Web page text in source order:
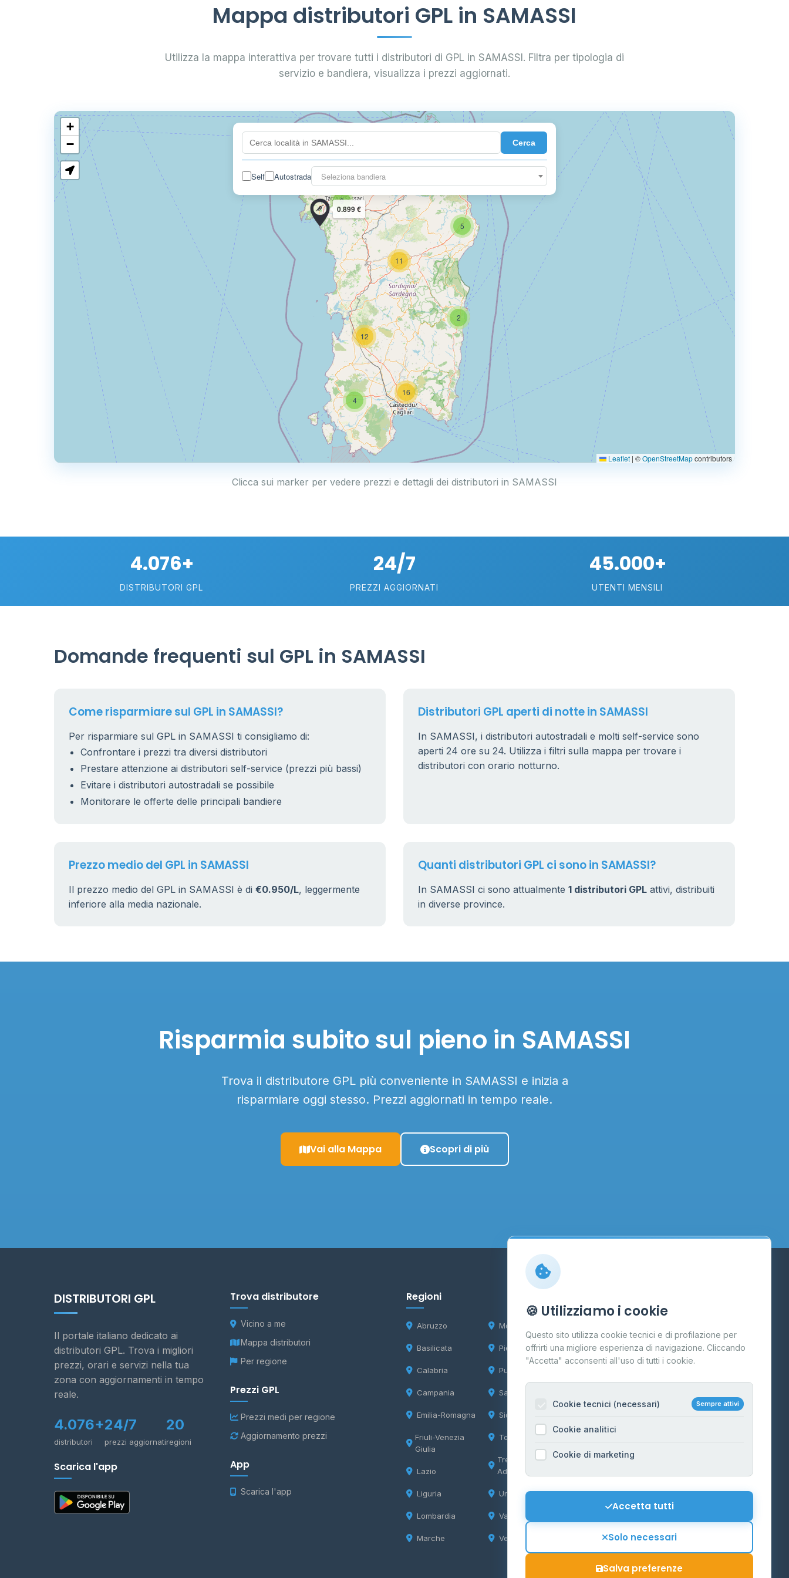
Mappa distributori GPL in SAMASSI
Utilizza la mappa interattiva per trovare tutti i distributori di GPL in SAMASSI. Filtra per tipologia di
servizio e bandiera, visualizza i prezzi aggiornati.
Cerca
Self Autostrada Seleziona bandiera
11
9
5
2
11
4
12
16
0.899 €
0.899 €
+
−
Leaflet | ©OpenStreetMapcontributors
Clicca sui marker per vedere prezzi e dettagli dei distributori in SAMASSI
4.076+
DISTRIBUTORI GPL
24/7
PREZZI AGGIORNATI
45.000+
UTENTI MENSILI
Domande frequenti sul GPL in SAMASSI
Come risparmiare sul GPL in SAMASSI?
Per risparmiare sul GPL in SAMASSI ti consigliamo di:
Confrontare i prezzi tra diversi distributori
Prestare attenzione ai distributori self-service (prezzi più bassi)
Evitare i distributori autostradali se possibile
Monitorare le offerte delle principali bandiere
Distributori GPL aperti di notte in SAMASSI
In SAMASSI, i distributori autostradali e molti self-service sono
aperti 24 ore su 24. Utilizza i filtri sulla mappa per trovare i
distributori con orario notturno.
Prezzo medio del GPL in SAMASSI
Il prezzo medio del GPL in SAMASSI è di €0.950/L, leggermente
inferiore alla media nazionale.
Quanti distributori GPL ci sono in SAMASSI?
In SAMASSI ci sono attualmente 1 distributori GPL attivi, distribuiti
in diverse province.
Risparmia subito sul pieno in SAMASSI
Trova il distributore GPL più conveniente in SAMASSI e inizia a
risparmiare oggi stesso. Prezzi aggiornati in tempo reale.
Vai alla Mappa Scopri di più
DISTRIBUTORI GPL
Il portale italiano dedicato ai
distributori GPL. Trova i migliori
prezzi, orari e servizi nella tua
zona con aggiornamenti in tempo
reale.
4.076+
distributori
24/7
prezzi aggiornati
20
regioni
Scarica l'app
Trova distributore
Vicino a me
Mappa distributori
Per regione
Prezzi GPL
Prezzi medi per regione
Aggiornamento prezzi
App
Scarica l'app
Regioni
Abruzzo
Basilicata
Calabria
Campania
Emilia-Romagna
Friuli-Venezia
Giulia
Lazio
Liguria
Lombardia
Marche
Molise
Piemonte
Puglia
Sardegna
Sicilia
Toscana
Trentino-Alto
Adige
Umbria
Valle d'Aosta
Veneto
Contatti
Per gestori
Informazioni legali
Privacy Policy
Cookie Policy
Mappa del sito
Contattaci
🍪 Utilizziamo i cookie
Questo sito utilizza cookie tecnici e di profilazione per
offrirti una migliore esperienza di navigazione. Cliccando
"Accetta" acconsenti all'uso di tutti i cookie.
Cookie tecnici (necessari) Sempre attivi
Cookie analitici
Cookie di marketing
Accetta tutti
Solo necessari
Salva preferenze